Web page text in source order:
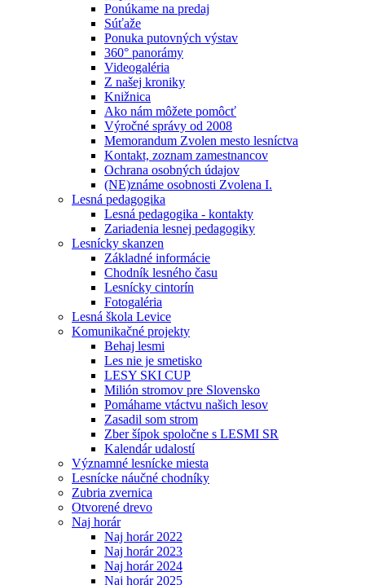
Ponúkame na predaj
Súťaže
Ponuka putovných výstav
360° panorámy
Videogaléria
Z našej kroniky
Knižnica
Ako nám môžete pomôcť
Výročné správy od 2008
Memorandum Zvolen mesto lesníctva
Kontakt, zoznam zamestnancov
Ochrana osobných údajov
(NE)známe osobnosti Zvolena I.
Lesná pedagogika
Lesná pedagogika - kontakty
Zariadenia lesnej pedagogiky
Lesnícky skanzen
Základné informácie
Chodník lesného času
Lesnícky cintorín
Fotogaléria
Lesná škola Levice
Komunikačné projekty
Behaj lesmi
Les nie je smetisko
LESY SKI CUP
Milión stromov pre Slovensko
Pomáhame vtáctvu našich lesov
Zasadil som strom
Zber šípok spoločne s LESMI SR
Kalendár udalostí
Významné lesnícke miesta
Lesnícke náučné chodníky
Zubria zvernica
Otvorené drevo
Naj horár
Naj horár 2022
Naj horár 2023
Naj horár 2024
Naj horár 2025